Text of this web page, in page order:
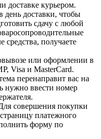
доставке курьером.
день доставки, чтобы
сдачу с любой
получаете
или оформлении в
Visa и MasterCard.
перенаправит вас на
нужно ввести номер
совершения покупки
платежного
форму по